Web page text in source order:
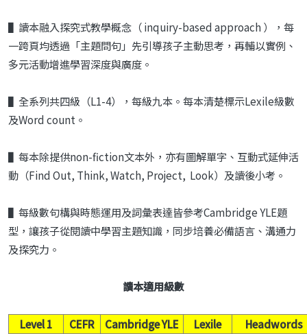
▌讀本融入探究式教學概念（ inquiry-based approach ），每
一跨頁均透過「主題問句」先引導孩子主動思考，再輔以實例、
多元活動增進學習深度與廣度。
▌全系列共四級（L1-4），每級九本。每本清楚標示Lexile級數
及Word count。
▌每本除提供non-fiction文本外，亦有圖解單字、互動式延伸活
動（Find Out, Think, Watch, Project, Look）及讀後小考。
▌每級數句構與時態運用及詞彙表達皆參考Cambridge YLE題
型，讓孩子從閱讀中學習主題知識，同步培養必備語言、溝通力
及探究力。
讀本適用級數
Level 1 CEFR Cambridge YLE Lexile
Headwords